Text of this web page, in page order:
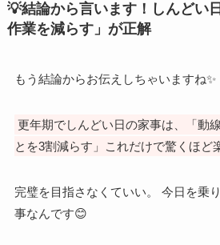
💡結論から言います！しんどい
作業を減らす」が正解
もう結論からお伝えしちゃいますね✨
更年期でしんどい日の家事は、「動
とを3割減らす」これだけで驚くほど
完璧を目指さなくていい。 今日を乗
事なんです😊